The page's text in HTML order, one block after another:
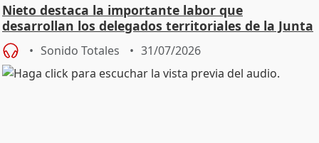
Nieto destaca la importante labor que
desarrollan los delegados territoriales de la Junta
Sonido Totales 31/07/2026